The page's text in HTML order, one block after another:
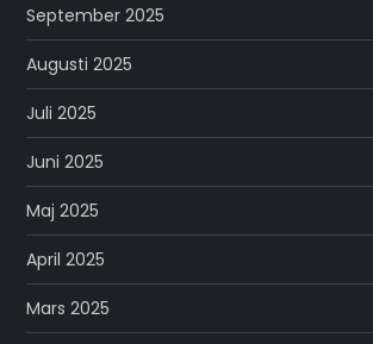
September 2025
Augusti 2025
Juli 2025
Juni 2025
Maj 2025
April 2025
Mars 2025